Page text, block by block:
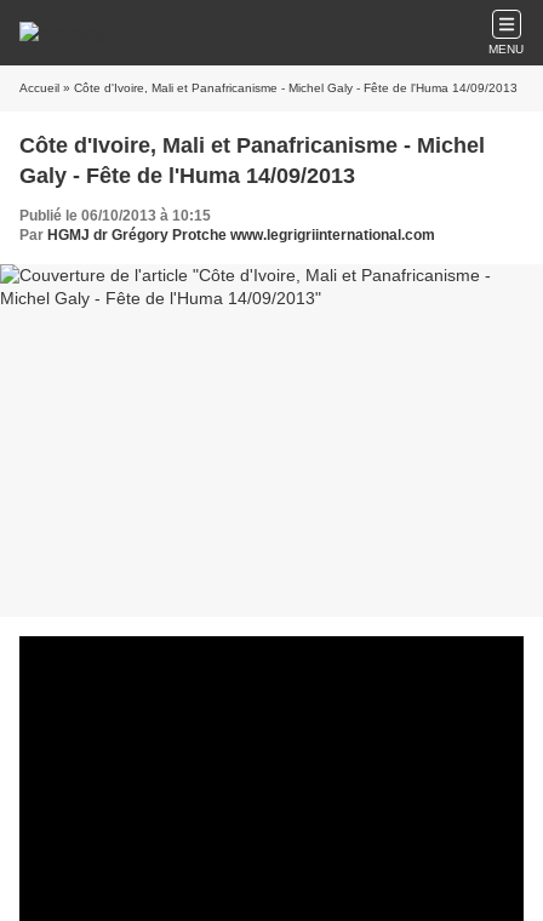
MENU
Accueil » Côte d'Ivoire, Mali et Panafricanisme - Michel Galy - Fête de l'Huma 14/09/2013
Côte d'Ivoire, Mali et Panafricanisme - Michel
Galy - Fête de l'Huma 14/09/2013
Publié le 06/10/2013 à 10:15
Par HGMJ dr Grégory Protche www.legrigriinternational.com